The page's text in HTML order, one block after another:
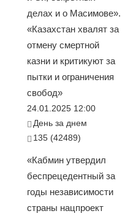
делах и о Масимове».
«Казахстан хвалят за
отмену смертной
казни и критикуют за
пытки и ограничения
свобод»
24.01.2025 12:00
День за днем
135 (42489)
«Кабмин утвердил
беспрецедентный за
годы независимости
страны нацпроект